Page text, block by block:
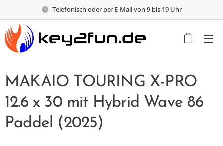
Telefonisch oder per E-Mail von 9 bis 19 Uhr
MAKAIO TOURING X-PRO
12.6 x 30 mit Hybrid Wave 86
Paddel (2025)